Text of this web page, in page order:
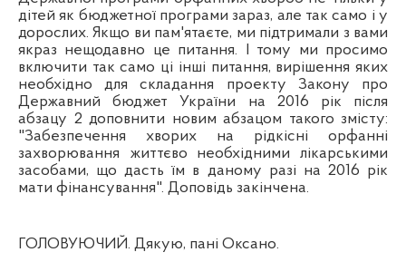
дітей як бюджетної програми зараз, але так само і у
дорослих. Якщо ви пам'ятаєте, ми підтримали з вами
якраз нещодавно це питання. І тому ми просимо
включити так само ці інші питання, вирішення яких
необхідно для складання проекту Закону про
Державний бюджет України на 2016 рік після
абзацу 2 доповнити новим абзацом такого змісту:
"Забезпечення хворих на рідкісні орфанні
захворювання життєво необхідними лікарськими
засобами, що дасть їм в даному разі на 2016 рік
мати фінансування". Доповідь закінчена.
ГОЛОВУЮЧИЙ. Дякую, пані Оксано.